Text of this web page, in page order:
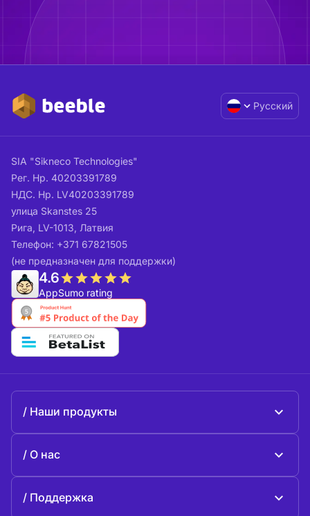
Русский
SIA "Sikneco Technologies"
Рег. Нр. 40203391789
НДС. Нр. LV40203391789
улица Skanstes 25
Рига, LV-1013, Латвия
Телефон: +371 67821505
(не предназначен для поддержки)
4.6
AppSumo rating
Наши продукты
О нас
Поддержка